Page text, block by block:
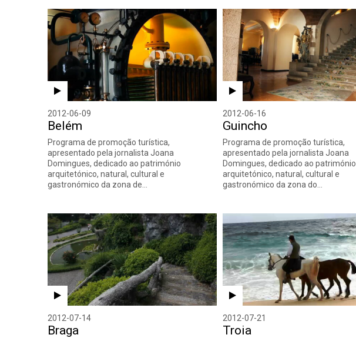
2012-06-09
Belém
Programa de promoção turística,
apresentado pela jornalista Joana
Domingues, dedicado ao património
arquitetónico, natural, cultural e
gastronómico da zona de…
2012-06-16
Guincho
Programa de promoção turística,
apresentado pela jornalista Joana
Domingues, dedicado ao património
arquitetónico, natural, cultural e
gastronómico da zona do…
2012-07-14
Braga
2012-07-21
Troia